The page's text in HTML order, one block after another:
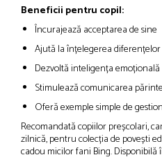
Beneficii pentru copil:
Încurajează acceptarea de sine
Ajută la înțelegerea
Dezvoltă inteligența emoțională
Stimulează comunicarea
Oferă exemple simple de
Recomandată copiilor preșcolari,
zilnică, pentru colecția de povești
cadou micilor fani Bing. Disponibilă